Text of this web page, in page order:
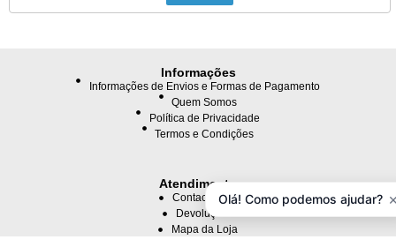
Informações
Informações de Envios e Formas de Pagamento
Quem Somos
Política de Privacidade
Termos e Condições
Atendimento
Contacte-nos
Devoluções
Mapa da Loja
Olá! Como podemos ajudar?